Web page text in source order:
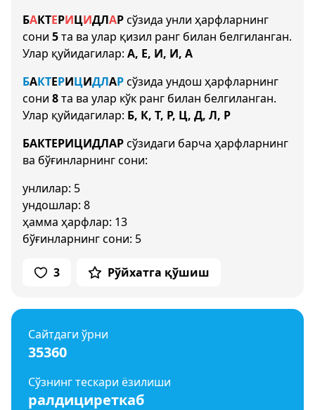
БАКТЕРИЦИДЛАРсўзида унли ҳарфларнинг
сони 5та ва улар қизил ранг билан белгиланган.
Улар қуйидагилар: А, Е, И, И, А
БАКТЕРИЦИДЛАРсўзида ундош ҳарфларнинг
сони 8та ва улар кўк ранг билан белгиланган.
Улар қуйидагилар: Б, К, Т, Р, Ц, Д, Л, Р
БАКТЕРИЦИДЛАРсўзидаги барча ҳарфларнинг
ва бўғинларнинг сони:
унлилар: 5
ундошлар: 8
ҳамма ҳарфлар: 13
бўғинларнинг сони: 5
3 Рўйхатга қўшиш
Сайтдаги ўрни
35360
Сўзнинг тескари ёзилиши
ралдициреткаб